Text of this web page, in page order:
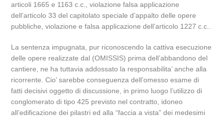
articoli 1665 e 1163 c.c., violazione falsa applicazione
dell’articolo 33 del capitolato speciale d’appalto delle opere
pubbliche, violazione e falsa applicazione dell’articolo 1227 c.c..
La sentenza impugnata, pur riconoscendo la cattiva esecuzione
delle opere realizzate dal (OMISSIS) prima dell’abbandono del
cantiere, ne ha tuttavia addossato la responsabilita’ anche alla
ricorrente. Cio’ sarebbe conseguenza dell’omesso esame di
fatti decisivi oggetto di discussione, in primo luogo l’utilizzo di
conglomerato di tipo 425 previsto nel contratto, idoneo
all’edificazione dei pilastri ed alla “faccia a vista” dei medesimi